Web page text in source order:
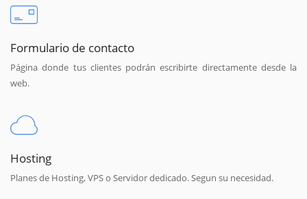
Formulario de contacto
Página donde tus clientes podrán escribirte directamente desde la
web.
Hosting
Planes de Hosting, VPS o Servidor dedicado. Segun su necesidad.